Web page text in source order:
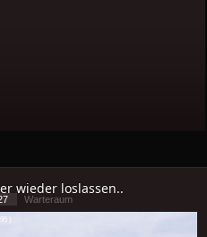
wieder loslassen..
Warteraum
)